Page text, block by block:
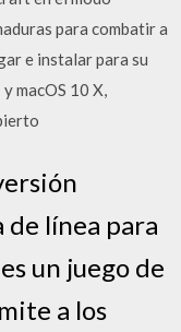
para combatir a
e instalar para su
macOS 10 X,
línea para
un juego de
a los